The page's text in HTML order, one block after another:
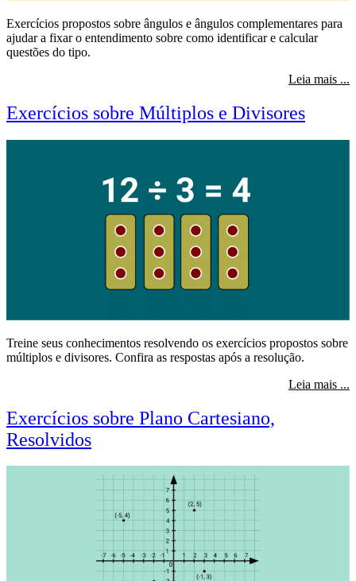
Exercícios propostos sobre ângulos e ângulos complementares para
ajudar a fixar o entendimento sobre como identificar e calcular
questões do tipo.
Leia mais ...
Exercícios sobre Múltiplos e Divisores
Treine seus conhecimentos resolvendo os exercícios propostos sobre
múltiplos e divisores. Confira as respostas após a resolução.
Leia mais ...
Exercícios sobre Plano Cartesiano,
Resolvidos